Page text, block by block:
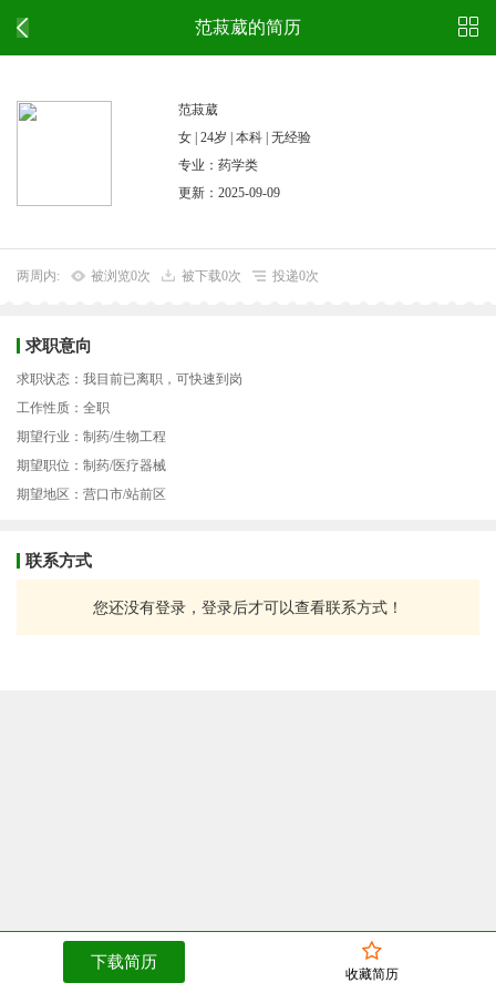
范菽葳的简历
范菽葳
女 | 24岁 | 本科 | 无经验
专业：药学类
更新：2025-09-09
两周内: 被浏览0次 被下载0次 投递0次
求职意向
求职状态：我目前已离职，可快速到岗
工作性质：全职
期望行业：制药/生物工程
期望职位：制药/医疗器械
期望地区：营口市/站前区
联系方式
您还没有登录，登录后才可以查看联系方式！
下载简历
收藏简历